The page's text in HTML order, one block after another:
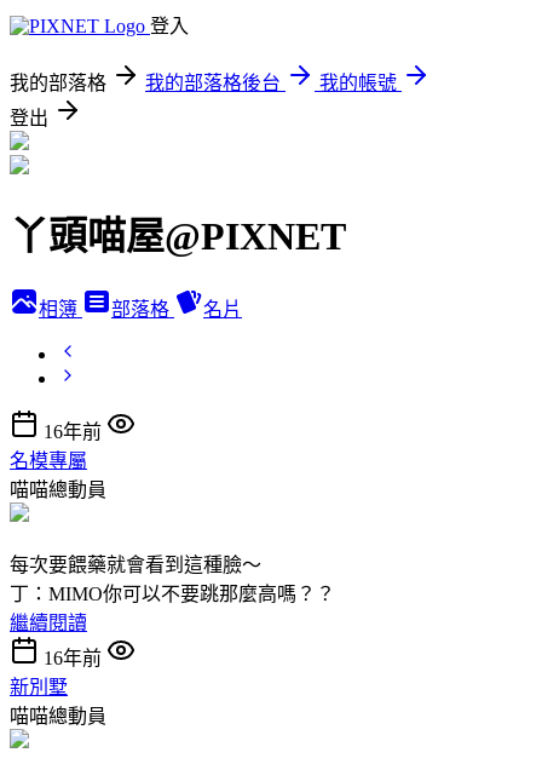
登入
我的部落格 我的部落格後台
我的帳號
登出
丫頭喵屋@PIXNET
相簿 部落格 名片
16年前
名模專屬
喵喵總動員
每次要餵藥就會看到這種臉～
丁：MIMO你可以不要跳那麼高嗎？？
繼續閱讀
16年前
新別墅
喵喵總動員